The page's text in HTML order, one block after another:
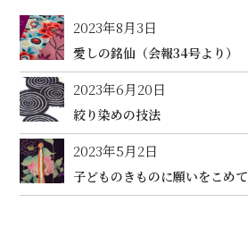
2023年8月3日
愛しの銘仙（会報34号より）
2023年6月20日
絞り染めの技法
2023年5月2日
子どものきものに願いをこめて